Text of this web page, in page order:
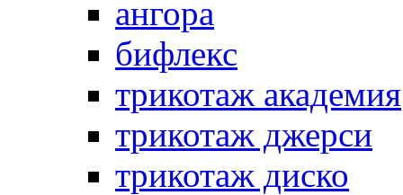
ангора
бифлекс
трикотаж академия
трикотаж джерси
трикотаж диско